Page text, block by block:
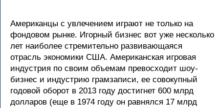
Американцы с увлечением играют не только на
фондовом рынке. Игорный бизнес вот уже несколько
лет наиболее стремительно развивающаяся
отрасль экономики США. Американская игровая
индустрия по своим объемам превосходит шоу-
бизнес и индустрию грамзаписи, ее совокупный
годовой оборот в 2013 году достигнет 600 млрд
долларов (еще в 1974 году он равнялся 17 млрд